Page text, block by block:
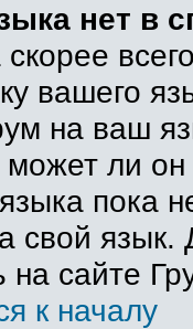
нет в
вашего
на ваш
ли он
пока
свой
на сайте
к началу